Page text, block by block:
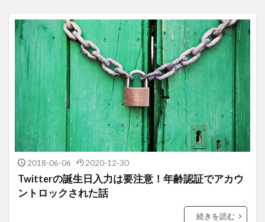
2018-06-06 2020-12-30
Twitterの誕生日入力は要注意！年齢認証でアカウ
ントロックされた話
続きを読む